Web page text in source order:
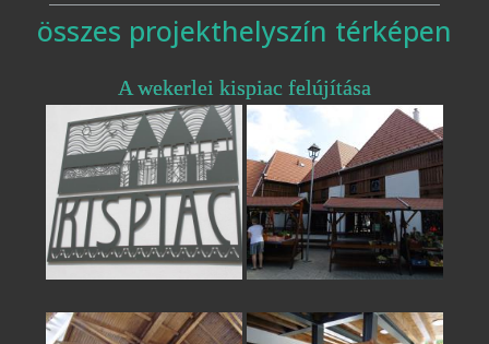
összes projekthelyszín térképen
A wekerlei kispiac felújítása